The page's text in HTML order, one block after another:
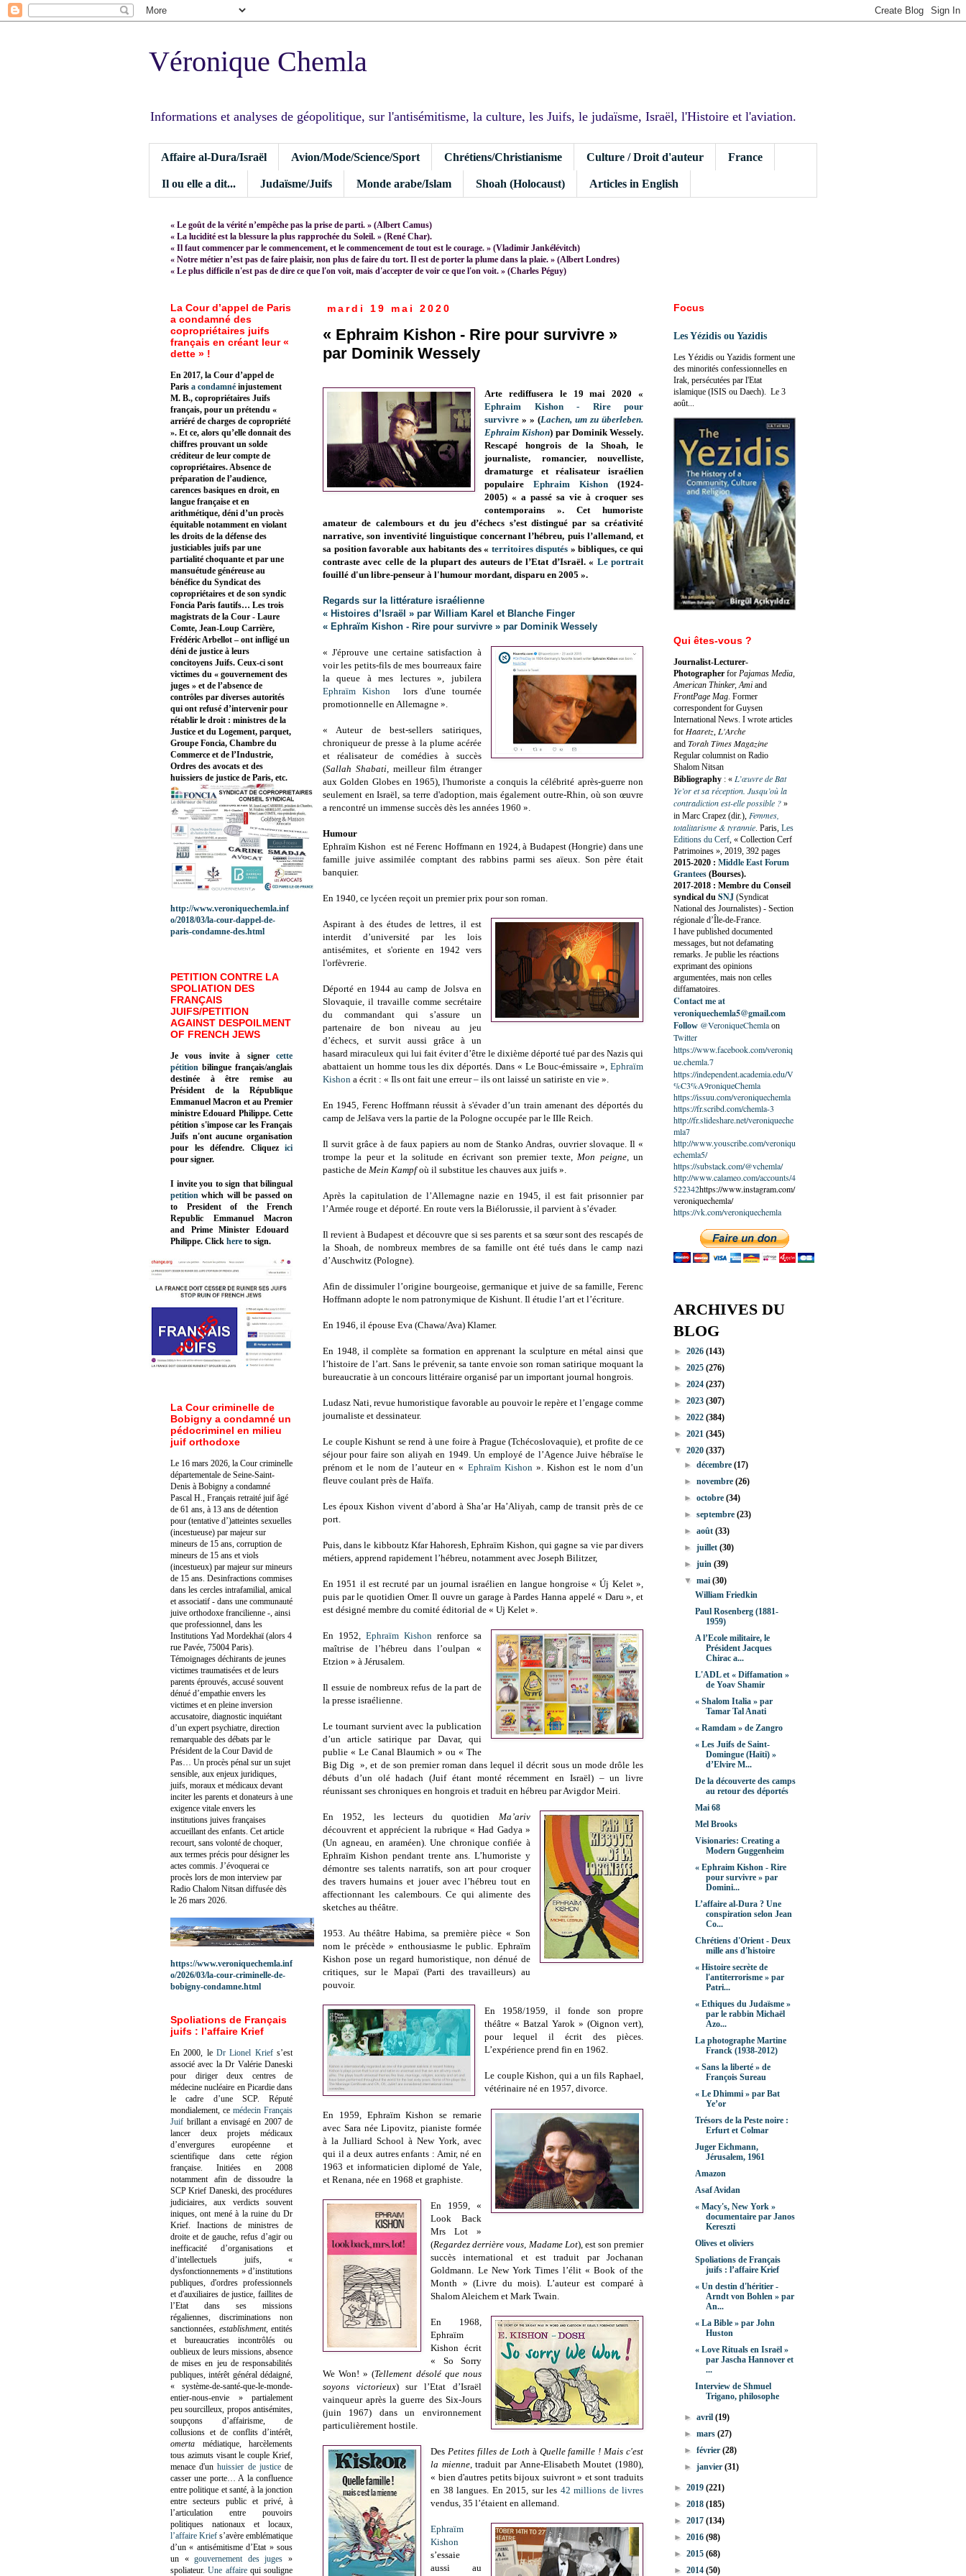
Véronique Chemla
Informations et analyses de géopolitique, sur l'antisémitisme, la culture, les Juifs, le judaïsme, Israël, l'Histoire et l'aviation.
Affaire al-Dura/Israël Avion/Mode/Science/Sport Chrétiens/Christianisme Culture / Droit d'auteur France
Il ou elle a dit... Judaïsme/Juifs Monde arabe/Islam Shoah (Holocaust) Articles in English
« Le goût de la vérité n’empêche pas la prise de parti. » (Albert Camus)
« La lucidité est la blessure la plus rapprochée du Soleil. » (René Char).
« Il faut commencer par le commencement, et le commencement de tout est le courage. » (Vladimir Jankélévitch)
« Notre métier n’est pas de faire plaisir, non plus de faire du tort. Il est de porter la plume dans la plaie. » (Albert Londres)
« Le plus difficile n'est pas de dire ce que l'on voit, mais d'accepter de voir ce que l'on voit. » (Charles Péguy)
mardi 19 mai 2020
« Ephraim Kishon - Rire pour survivre »
par Dominik Wessely
Arte rediffusera le 19 mai 2020 «
Ephraim Kishon - Rire pour
survivre »» (Lachen, um zu überleben.
Ephraim Kishon) par Dominik Wessely.
Rescapé hongrois de la Shoah, le
journaliste, romancier, nouvelliste,
dramaturge et réalisateur israélien
populaireEphraim Kishon (1924-
2005) « a passé sa vie à croquer ses
contemporains ». Cet humoriste
amateur de calembours et du jeu d’échecs s’est distingué par sa créativité
narrative, son inventivité linguistique concernant l’hébreu, puis l’allemand, et
sa position favorable aux habitants des « territoires disputés » bibliques, ce qui
contraste avec celle de la plupart des auteurs de l’Etat d’Israël. « Le portrait
fouillé d'un libre-penseur à l'humour mordant, disparu en 2005 ».
Regards sur la littérature israélienne
« Histoires d’Israël » par William Karel et Blanche Finger
« Ephraïm Kishon - Rire pour survivre » par Dominik Wessely
« J'éprouve une certaine satisfaction à
voir les petits-fils de mes bourreaux faire
la queue à mes lectures », jubilera
Ephraïm Kishon lors d'une tournée
promotionnelle en Allemagne ».
« Auteur de best-sellers satiriques,
chroniqueur de presse à la plume acérée
et réalisateur de comédies à succès
(Sallah Shabati, meilleur film étranger
aux Golden Globes en 1965), l'humoriste a conquis la célébrité après-guerre non
seulement en Israël, sa terre d'adoption, mais également outre-Rhin, où son œuvre
a rencontré un immense succès dès les années 1960 ».
Humour
Ephraïm Kishon est né Ferenc Hoffmann en 1924, à Budapest (Hongrie) dans une
famille juive assimilée comptant des rabbins parmi ses aïeux. Son père était
banquier.
En 1940, ce lycéen reçoit un premier prix pour son roman.
Aspirant à des études de lettres, il est
interdit d’université par les lois
antisémites, et s'oriente en 1942 vers
l'orfèvrerie.
Déporté en 1944 au camp de Jolsva en
Slovaquie, il travaille comme secrétaire
du commandant qui s’assure un
partenaire de bon niveau au jeu
d’échecs, et survit aussi grâce à un
hasard miraculeux qui lui fait éviter d’être le dixième déporté tué par des Nazis qui
abattaient un homme tous les dix déportés. Dans « Le Bouc-émissaire », Ephraïm
Kishon a écrit : « Ils ont fait une erreur – ils ont laissé un satiriste en vie ».
En 1945, Ferenc Hoffmann réussit à s'évader d’un train amenant des déportés du
camp de Jelšava vers la partie de la Pologne occupée par le IIIe Reich.
Il survit grâce à de faux papiers au nom de Stanko Andras, ouvrier slovaque. Il «
trompe la peur et la solitude en écrivant son premier texte,Mon peigne, un
pastiche de Mein Kampfoù il substitue les chauves aux juifs ».
Après la capitulation de l’Allemagne nazie en 1945, il est fait prisonnier par
l’Armée rouge et déporté. En route vers la Biélorussie, il parvient à s’évader.
Il revient à Budapest et découvre que si ses parents et sa sœur sont des rescapés de
la Shoah, de nombreux membres de sa famille ont été tués dans le camp nazi
d’Auschwitz (Pologne).
Afin de dissimuler l’origine bourgeoise, germanique et juive de sa famille, Ferenc
Hoffmann adopte le nom patronymique de Kishunt. Il étudie l’art et l’écriture.
En 1946, il épouse Eva (Chawa/Ava) Klamer.
En 1948, il complète sa formation en apprenant la sculpture en métal ainsi que
l’histoire de l’art. Sans le prévenir, sa tante envoie son roman satirique moquant la
bureaucratie à un concours littéraire organisé par un important journal hongrois.
Ludasz Nati, revue humoristique favorable au pouvoir le repère et l’engage comme
journaliste et dessinateur.
Le couple Kishunt se rend à une foire à Prague (Tchécoslovaquie), et profite de ce
séjour pour faire son aliyah en 1949. Un employé de l’Agence Juive hébraïse le
prénom et le nom de l’auteur en « Ephraïm Kishon». Kishon est le nom d’un
fleuve coulant près de Haïfa.
Les époux Kishon vivent d’abord à Sha’ar Ha’Aliyah, camp de transit près de ce
port.
Puis, dans le kibboutz Kfar Hahoresh, Ephraïm Kishon, qui gagne sa vie par divers
métiers, apprend rapidement l’hébreu, notamment avec Joseph Bilitzer,
En 1951 il est recruté par un journal israélien en langue hongroise « Új Kelet »,
puis par le quotidien Omer. Il ouvre un garage à Pardes Hanna appelé « Daru », et
est désigné membre du comité éditorial de « Uj Kelet ».
En 1952, Ephraïm Kishonrenforce sa
maîtrise de l’hébreu dans l’oulpan «
Etzion » à Jérusalem.
Il essuie de nombreux refus de la part de
la presse israélienne.
Le tournant survient avec la publication
d’un article satirique par Davar, qui
publie « Le Canal Blaumich » ou « The
Big Dig », et de son premier roman dans lequel il décrit sous un mode drôle les
débuts d’un olé hadach (Juif étant monté récemment en Israël) – un livre
réunissant ses chroniques en hongrois et traduit en hébreu par Avigdor Meiri.
En 1952, les lecteurs du quotidien Ma’ariv
découvrent et apprécient la rubrique « Had Gadya »
(Un agneau, en araméen). Une chronique confiée à
Ephraïm Kishon pendant trente ans. L’humoriste y
démontre ses talents narratifs, son art pour croquer
des travers humains et jouer avec l’hébreu tout en
affectionnant les calembours. Ce qui alimente des
sketches au théâtre.
1953. Au théâtre Habima, sa première pièce « Son
nom le précède » enthousiasme le public. Ephraïm
Kishon pose un regard humoristique, non dénué de
critiques, sur le Mapaï (Parti des travailleurs) au
pouvoir.
En 1958/1959, il fonde son propre
théâtre « Batzal Yarok » (Oignon vert),
pour lequel il écrit des pièces.
L’expérience prend fin en 1962.
Le couple Kishon, qui a un fils Raphael,
vétérinaire né en 1957, divorce.
En 1959, Ephraïm Kishon se remarie
avec Sara née Lipovitz, pianiste formée
à la Julliard School à New York, avec
qui il a deux autres enfants : Amir, né en
1963 et informaticien diplomé de Yale,
et Renana, née en 1968 et graphiste.
En 1959, «
Look Back
Mrs Lot »
(Regardez derrière vous, Madame Lot), est son premier
succès international et est traduit par Jochanan
Goldmann. Le New York Times l’élit « Book of the
Month » (Livre du mois). L’auteur est comparé à
Shalom Aleichem et Mark Twain.
En 1968,
Ephraïm
Kishon écrit
« So Sorry
We Won! » (Tellement désolé que nous
soyons victorieux) sur l’Etat d’Israël
vainqueur après la guerre des Six-Jours
(juin 1967) dans un environnement
particulièrement hostile.
DesPetites filles de Loth à Quelle famille ! Mais c'est
la mienne, traduit par Anne-Elisabeth Moutet (1980),
« bien d'autres petits bijoux suivront » et sont traduits
en 38 langues. En 2015, sur les 42 millions de livres
vendus, 35 l’étaient en allemand.
Ephraïm
Kishon
s’essaie
aussi au
La Cour d’appel de Paris
a condamné des
copropriétaires juifs
français en créant leur «
dette » !
En 2017, la Cour d’appel de
Paris a condamné injustement
M. B., copropriétaires Juifs
français, pour un prétendu «
arriéré de charges de copropriété
». Et ce, alors qu’elle donnait des
chiffres prouvant un solde
créditeur de leur compte de
copropriétaires. Absence de
préparation de l’audience,
carences basiques en droit, en
langue française et en
arithmétique, déni d’un procès
équitable notamment en violant
les droits de la défense des
justiciables juifs par une
partialité choquante et par une
mansuétude généreuse au
bénéfice du Syndicat des
copropriétaires et de son syndic
Foncia Paris fautifs… Les trois
magistrats de la Cour - Laure
Comte, Jean-Loup Carrière,
Frédéric Arbellot – ont infligé un
déni de justice à leurs
concitoyens Juifs. Ceux-ci sont
victimes du « gouvernement des
juges » et de l’absence de
contrôles par diverses autorités
qui ont refusé d’intervenir pour
rétablir le droit : ministres de la
Justice et du Logement, parquet,
Groupe Foncia, Chambre du
Commerce et de l’Industrie,
Ordres des avocats et des
huissiers de justice de Paris, etc.
http://www.veroniquechemla.inf
o/2018/03/la-cour-dappel-de-
paris-condamne-des.html
PETITION CONTRE LA
SPOLIATION DES
FRANÇAIS
JUIFS/PETITION
AGAINST DESPOILMENT
OF FRENCH JEWS
Je vous invite à signer cette
pétition bilingue français/anglais
destinée à être remise au
Président de la République
Emmanuel Macron et au Premier
ministre Edouard Philippe. Cette
pétition s'impose car les Français
Juifs n'ont aucune organisation
pour les défendre. Cliquez
ici
pour signer.
I invite you to sign that bilingual
petition which will be passed on
to President of the French
Republic Emmanuel Macron
and Prime Minister Edouard
Philippe. Click here to sign.
La Cour criminelle de
Bobigny a condamné un
pédocriminel en milieu
juif orthodoxe
Le 16 mars 2026, la Cour criminelle
départementale de Seine-Saint-
Denis à Bobigny a condamné
Pascal H., Français retraité juif âgé
de 61 ans, à 13 ans de détention
pour (tentative d’)atteintes sexuelles
(incestueuse) par majeur sur
mineurs de 15 ans, corruption de
mineurs de 15 ans et viols
(incestueux) par majeur sur mineurs
de 15 ans. Desinfractions commises
dans les cercles intrafamilial, amical
et associatif - dans une communauté
juive orthodoxe francilienne -, ainsi
que professionnel, dans les
Institutions Yad Mordekhaï (alors 4
rue Pavée, 75004 Paris).
Témoignages déchirants de jeunes
victimes traumatisées et de leurs
parents éprouvés, accusé souvent
dénué d’empathie envers les
victimes et en pleine inversion
accusatoire, diagnostic inquiétant
d’un expert psychiatre, direction
remarquable des débats par le
Président de la Cour David de
Pas… Un procès pénal sur un sujet
sensible, aux enjeux juridiques,
juifs, moraux et médicaux devant
inciter les parents et donateurs à une
exigence vitale envers les
institutions juives françaises
accueillant des enfants. Cet article
recourt, sans volonté de choquer,
aux termes précis pour désigner les
actes commis. J’évoquerai ce
procès lors de mon interview par
Radio Chalom Nitsan diffusée dès
le 26 mars 2026.
https://www.veroniquechemla.inf
o/2026/03/la-cour-criminelle-de-
bobigny-condamne.html
Spoliations de Français
juifs : l’affaire Krief
En 2000, le Dr Lionel Kriefs’est
associé avec la Dr Valérie Daneski
pour diriger deux centres de
médecine nucléaire en Picardie dans
le cadre d’une SCP. Réputé
mondialement, ce médecin Français
Juif brillant a envisagé en 2007 de
lancer deux projets médicaux
d’envergures européenne et
scientifique dans cette région
française. Initiées en 2008
notamment afin de dissoudre la
SCP Krief Daneski, des procédures
judiciaires, aux verdicts souvent
iniques, ont mené à la ruine du Dr
Krief. Inactions de ministres de
droite et de gauche, refus d’agir ou
inefficacité d’organisations et
d’intellectuels juifs, «
dysfonctionnements » d’institutions
publiques, d'ordres professionnels
et d'auxiliaires de justice, faillites de
l’Etat dans ses missions
régaliennes, discriminations non
sanctionnées, establishment, entités
et bureaucraties incontrôlés ou
oublieux de leurs missions, absence
de mises en jeu de responsabilités
publiques, intérêt général dédaigné,
« système-de-santé-que-le-monde-
entier-nous-envie » partialement
peu sourcilleux, propos antisémites,
soupçons d’affairisme, de
collusions et de conflits d’intérêt,
omerta médiatique, harcèlements
tous azimuts visant le couple Krief,
menace d'unhuissier de justicede
casser une porte… A la confluence
entre politique et santé, à la jonction
entre secteurs public et privé, à
l’articulation entre pouvoirs
politiques nationaux et locaux,
l’affaire Krief s’avère emblématique
d’un « antisémitisme d’Etat » sous
un «gouvernement des juges »
spoliateur.Une affairequi souligne
Focus
Les Yézidis ou Yazidis
Les Yézidis ou Yazidis forment une
des minorités confessionnelles en
Irak, persécutées par l'Etat
islamique (ISIS ou Daech). Le 3
août...
Qui êtes-vous ?
Journalist-Lecturer-
Photographer for Pajamas Media,
American Thinker, Ami and
FrontPage Mag. Former
correspondent for Guysen
International News. I wrote articles
for Haaretz, L'Arche
and Torah Times Magazine
Regular columnist on Radio
Shalom Nitsan
Bibliography : « L’œuvre de Bat
Ye’or et sa réception. Jusqu’où la
contradiction est-elle possible ? »
in Marc Crapez (dir.), Femmes,
totalitarisme & tyrannie. Paris, Les
Editions du Cerf, « Collection Cerf
Patrimoines », 2019, 392 pages
2015-2020 : Middle East Forum
Grantees (Bourses).
2017-2018 : Membre du Conseil
syndical du SNJ (Syndicat
National des Journalistes) - Section
régionale d’Île-de-France.
I have published documented
messages, but not defamating
remarks. Je publie les réactions
exprimant des opinions
argumentées, mais non celles
diffamatoires.
Contact me at
veroniquechemla5@gmail.com
Follow @VeroniqueChemlaon
Twitter
https://www.facebook.com/veroniq
ue.chemla.7
https://independent.academia.edu/V
%C3%A9roniqueChemla
https://issuu.com/veroniquechemla
https://fr.scribd.com/chemla-3
http://fr.slideshare.net/veroniqueche
mla7
http://www.youscribe.com/veroniqu
echemla5/
https://substack.com/@vchemla/
http://www.calameo.com/accounts/4
522342https://www.instagram.com/
veroniquechemla/
https://vk.com/veroniquechemla
ARCHIVES DU
BLOG
► 2026 (143)
► 2025 (276)
► 2024 (237)
► 2023 (307)
► 2022 (384)
► 2021 (345)
▼ 2020 (337)
►décembre(17)
►novembre(26)
►octobre(34)
►septembre(23)
►août(33)
►juillet(30)
►juin(39)
▼mai(30)
William Friedkin
Paul Rosenberg (1881-
1959)
A l’Ecole militaire, le
Président Jacques
Chirac a...
L'ADL et « Diffamation »
de Yoav Shamir
« Shalom Italia » par
Tamar Tal Anati
« Ramdam » de Zangro
« Les Juifs de Saint-
Domingue (Haïti) »
d’Elvire M...
De la découverte des camps
au retour des déportés
Mai 68
Mel Brooks
Visionaries: Creating a
Modern Guggenheim
« Ephraim Kishon - Rire
pour survivre » par
Domini...
L’affaire al-Dura ? Une
conspiration selon Jean
Co...
Chrétiens d'Orient - Deux
mille ans d'histoire
« Histoire secrète de
l'antiterrorisme » par
Patri...
« Ethiques du Judaïsme »
par le rabbin Michaël
Azo...
La photographe Martine
Franck (1938-2012)
« Sans la liberté » de
François Sureau
« Le Dhimmi » par Bat
Ye’or
Trésors de la Peste noire :
Erfurt et Colmar
Juger Eichmann,
Jérusalem, 1961
Amazon
Asaf Avidan
« Macy's, New York »
documentaire par Janos
Kereszti
Olives et oliviers
Spoliations de Français
juifs : l’affaire Krief
« Un destin d'héritier -
Arndt von Bohlen » par
An...
« La Bible » par John
Huston
« Love Rituals en Israël »
par Jascha Hannover et
...
Interview de Shmuel
Trigano, philosophe
►avril(19)
►mars(27)
►février(28)
►janvier(31)
► 2019 (221)
► 2018 (185)
► 2017 (134)
► 2016 (98)
► 2015 (68)
► 2014 (50)